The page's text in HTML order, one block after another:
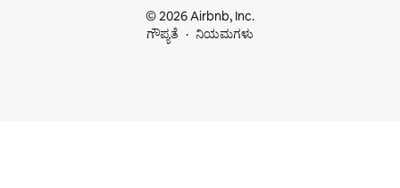
© 2026 Airbnb, Inc.
ಗೌಪ್ಯತೆ
ನಿಯಮಗಳು